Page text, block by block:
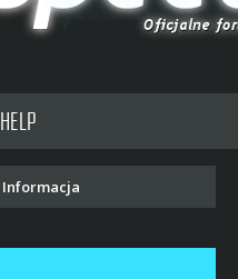
HELP
Informacja